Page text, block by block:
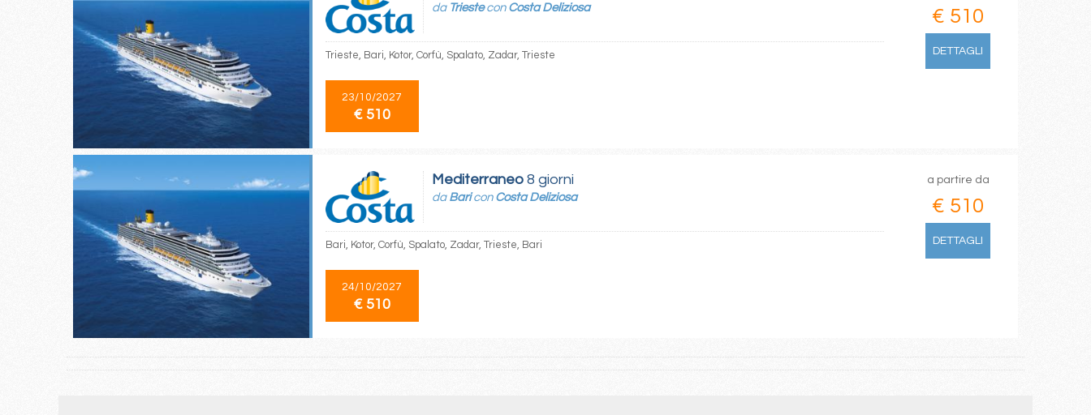
da Triestecon Costa Deliziosa
Trieste, Bari, Kotor, Corfù, Spalato, Zadar, Trieste
23/10/2027
€ 510
€ 510
DETTAGLI
Mediterraneo 8 giorni
da Baricon Costa Deliziosa
Bari, Kotor, Corfù, Spalato, Zadar, Trieste, Bari
24/10/2027
€ 510
a partire da
€ 510
DETTAGLI